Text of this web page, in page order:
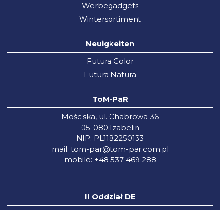
Werbegadgets
Wintersortiment
Neuigkeiten
Futura Color
Futura Natura
ToM-PaR
Mościska, ul. Chabrowa 36
05-080 Izabelin
NIP: PL1182250133
mail: tom-par@tom-par.com.pl
mobile: +48 537 469 288
II Oddział DE